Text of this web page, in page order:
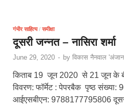
गंभीर साहित्य/ समीक्षा
दूसरी जन्नत – नासिरा शर्मा
June 29, 2020 - by विकास नैनवाल
किताब 19 जून 2020 से 21 जून के
विवरण: फॉर्मेट : पेपरबैक पृष्ठ संख्या:
आईएसबीएन: 9788177795806